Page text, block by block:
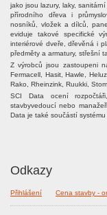
jako jsou lazury, laky,
přírodního dřeva i
nosníků, vložek a dílců,
eviduje takové specifické
interiérové dveře, dřevěná i
předměty a armatury, střešní
Z výrobců jsou zastoupeni
Fermacell, Hasit, Hawle,
Rako, Rheinzink, Ruukki,
SCI Data ocení
stavbyvedoucí nebo
Data je také součástí systému
Odkazy
Přihlášení Cena stavby -